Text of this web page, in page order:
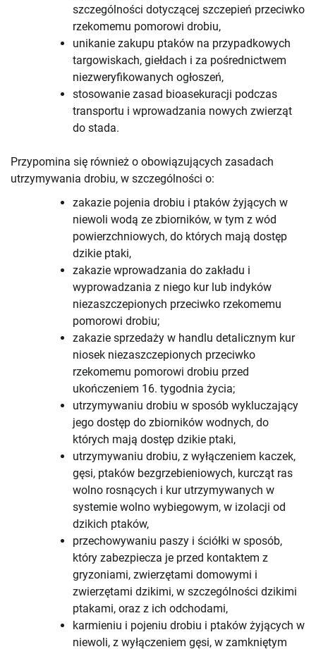
szczególności dotyczącej szczepień przeciwko
rzekomemu pomorowi drobiu,
unikanie zakupu ptaków na przypadkowych
targowiskach, giełdach i za pośrednictwem
niezweryfikowanych ogłoszeń,
stosowanie zasad bioasekuracji podczas
transportu i wprowadzania nowych zwierząt
do stada.
Przypomina się również o obowiązujących zasadach
utrzymywania drobiu, w szczególności o:
zakazie pojenia drobiu i ptaków żyjących w
niewoli wodą ze zbiorników, w tym z wód
powierzchniowych, do których mają dostęp
dzikie ptaki,
zakazie wprowadzania do zakładu i
wyprowadzania z niego kur lub indyków
niezaszczepionych przeciwko rzekomemu
pomorowi drobiu;
zakazie sprzedaży w handlu detalicznym kur
niosek niezaszczepionych przeciwko
rzekomemu pomorowi drobiu przed
ukończeniem 16. tygodnia życia;
utrzymywaniu drobiu w sposób wykluczający
jego dostęp do zbiorników wodnych, do
których mają dostęp dzikie ptaki,
utrzymywaniu drobiu, z wyłączeniem kaczek,
gęsi, ptaków bezgrzebieniowych, kurcząt ras
wolno rosnących i kur utrzymywanych w
systemie wolno wybiegowym, w izolacji od
dzikich ptaków,
przechowywaniu paszy i ściółki w sposób,
który zabezpiecza je przed kontaktem z
gryzoniami, zwierzętami domowymi i
zwierzętami dzikimi, w szczególności dzikimi
ptakami, oraz z ich odchodami,
karmieniu i pojeniu drobiu i ptaków żyjących w
niewoli, z wyłączeniem gęsi, w zamkniętym